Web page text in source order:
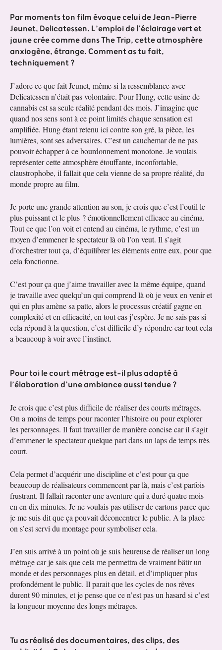
Par moments ton film évoque celui de Jean-Pierre
Jeunet, Delicatessen. L’emploi de l’éclairage vert et
jaune crée comme dans The Trip, cette atmosphère
anxiogène, étrange. Comment as tu fait,
techniquement ?
J’adore ce que fait Jeunet, même si la ressemblance avec
Delicatessen n’était pas volontaire. Pour Hung, cette usine de
cannabis est sa seule réalité pendant des mois. J’imagine que
quand nos sens sont à ce point limités chaque sensation est
amplifiée. Hung étant retenu ici contre son gré, la pièce, les
lumières, sont ses adversaires. C’est un cauchemar de ne pas
pouvoir échapper à ce bourdonnement monotone. Je voulais
représenter cette atmosphère étouffante, inconfortable,
claustrophobe, il fallait que cela vienne de sa propre réalité, du
monde propre au film.
Je porte une grande attention au son, je crois que c’est l’outil le
plus puissant et le plus ? émotionnellement efficace au cinéma.
Tout ce que l’on voit et entend au cinéma, le rythme, c’est un
moyen d’emmener le spectateur là où l’on veut. Il s’agit
d’orchestrer tout ça, d’équilibrer les éléments entre eux, pour que
cela fonctionne.
C’est pour ça que j’aime travailler avec la même équipe, quand
je travaille avec quelqu’un qui comprend là où je veux en venir et
qui en plus amène sa patte, alors le processus créatif gagne en
complexité et en efficacité, en tout cas j’espère. Je ne sais pas si
cela répond à la question, c’est difficile d’y répondre car tout cela
a beaucoup à voir avec l’instinct.
Pour toi le court métrage est-il plus adapté à
l’élaboration d’une ambiance aussi tendue ?
Je crois que c’est plus difficile de réaliser des courts métrages.
On a moins de temps pour raconter l’histoire ou pour explorer
les personnages. Il faut travailler de manière concise car il s’agit
d’emmener le spectateur quelque part dans un laps de temps très
court.
Cela permet d’acquérir une discipline et c’est pour ça que
beaucoup de réalisateurs commencent par là, mais c’est parfois
frustrant. Il fallait raconter une aventure qui a duré quatre mois
en en dix minutes. Je ne voulais pas utiliser de cartons parce que
je me suis dit que ça pouvait déconcentrer le public. A la place
on s’est servi du montage pour symboliser cela.
J’en suis arrivé à un point où je suis heureuse de réaliser un long
métrage car je sais que cela me permettra de vraiment bâtir un
monde et des personnages plus en détail, et d’impliquer plus
profondément le public. Il parait que les cycles de nos rêves
durent 90 minutes, et je pense que ce n’est pas un hasard si c’est
la longueur moyenne des longs métrages.
Tu as réalisé des documentaires, des clips, des